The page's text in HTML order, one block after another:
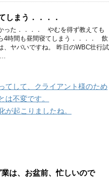
しまう．．．．
った．．．． やむを得ず教えても
4時間も昼間寝てしまう．．．． 飲
、ヤバいですね。 昨日のWBC壮行試
てして、クライアント様のため
は不変です。
が起こりましたね。
は、お盆前、忙しいので